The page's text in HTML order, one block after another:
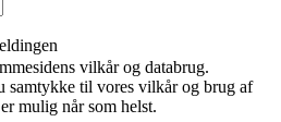
vilkår og databrug.
samtykke til vores vilkår og brug af
mulig når som helst.